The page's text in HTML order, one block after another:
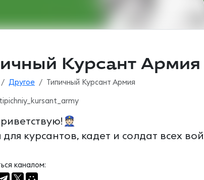
Курсант Армия
Другое Типичный Курсант Армия
для курсантов, кадет и солдат всех
каналом: